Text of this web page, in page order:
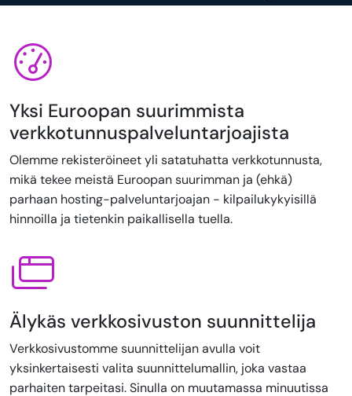
Yksi Euroopan suurimmista
verkkotunnuspalveluntarjoajista
Olemme rekisteröineet yli satatuhatta verkkotunnusta,
mikä tekee meistä Euroopan suurimman ja (ehkä)
parhaan hosting-palveluntarjoajan - kilpailukykyisillä
hinnoilla ja tietenkin paikallisella tuella.
Älykäs verkkosivuston suunnittelija
Verkkosivustomme suunnittelijan avulla voit
yksinkertaisesti valita suunnittelumallin, joka vastaa
parhaiten tarpeitasi. Sinulla on muutamassa minuutissa